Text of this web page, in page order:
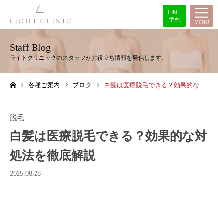
LINE
予約
Staff Blog
各種ご案内 ブログ 白髪は医療脱毛できる？効果的な対処法を徹底解説
脱毛
白髪は医療脱毛できる？効果的な対
処法を徹底解説
2025.08.28